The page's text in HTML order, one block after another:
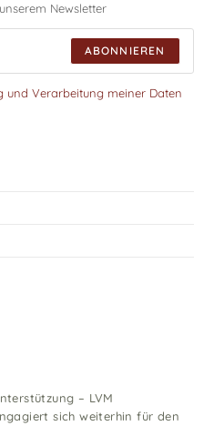
Newsletter
ABONNIEREN
und Verarbeitung meiner Daten
– LVM
sich weiterhin für den